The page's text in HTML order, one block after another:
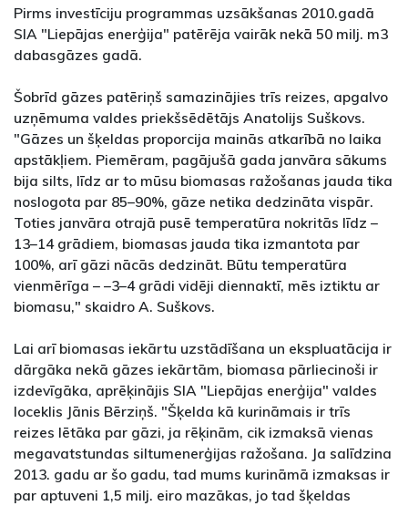
Pirms investīciju programmas uzsākšanas 2010.gadā
SIA "Liepājas enerģija" patērēja vairāk nekā 50 milj. m3
dabasgāzes gadā.
Šobrīd gāzes patēriņš samazinājies trīs reizes, apgalvo
uzņēmuma valdes priekšsēdētājs Anatolijs Suškovs.
"Gāzes un šķeldas proporcija mainās atkarībā no laika
apstākļiem. Piemēram, pagājušā gada janvāra sākums
bija silts, līdz ar to mūsu biomasas ražošanas jauda tika
noslogota par 85–90%, gāze netika dedzināta vispār.
Toties janvāra otrajā pusē temperatūra nokritās līdz –
13–14 grādiem, biomasas jauda tika izmantota par
100%, arī gāzi nācās dedzināt. Būtu temperatūra
vienmērīga – –3–4 grādi vidēji diennaktī, mēs iztiktu ar
biomasu," skaidro A. Suškovs.
Lai arī biomasas iekārtu uzstādīšana un ekspluatācija ir
dārgāka nekā gāzes iekārtām, biomasa pārliecinoši ir
izdevīgāka, aprēķinājis SIA "Liepājas enerģija" valdes
loceklis Jānis Bērziņš. "Šķelda kā kurināmais ir trīs
reizes lētāka par gāzi, ja rēķinām, cik izmaksā vienas
megavatstundas siltumenerģijas ražošana. Ja salīdzina
2013. gadu ar šo gadu, tad mums kurināmā izmaksas ir
par aptuveni 1,5 milj. eiro mazākas, jo tad šķeldas